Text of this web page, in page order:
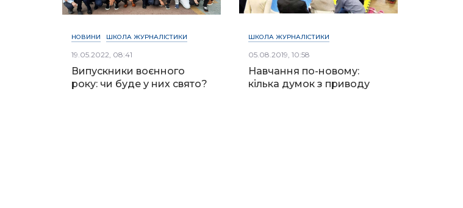
НОВИНИ ШКОЛА ЖУРНАЛІСТИКИ
19.05.2022, 08:41
Випускники воєнного
року: чи буде у них свято?
ШКОЛА ЖУРНАЛІСТИКИ
05.08.2019, 10:58
Навчання по-новому:
кілька думок з приводу